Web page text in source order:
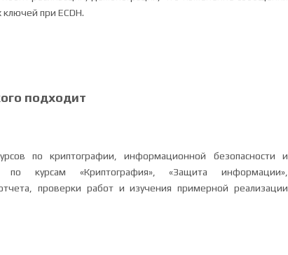
при ECDH.
подходит
по криптографии, информационной безопасности и
по курсам «Криптография», «Защита информации»,
проверки работ и изучения примерной реализации